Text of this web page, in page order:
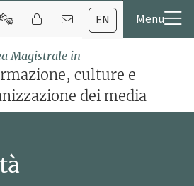
EN
Magistrale in
culture e
dei media